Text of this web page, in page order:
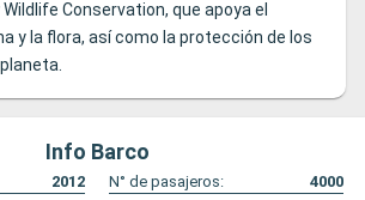
Conservation, que apoya el
y la flora, así como la protección de los
Info Barco
2012 N° de pasajeros:
4000